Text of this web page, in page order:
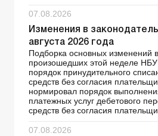
07.08.2026
Изменения в
августа 2026 года
Подборка основных изменений в
произошедших этой неделе
порядок принудительного
средств без согласия
нормировал порядок
платежных услуг дебетового
средств без согласия
07.08.2026